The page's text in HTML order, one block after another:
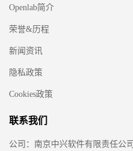
Openlab简介
荣誉&历程
新闻资讯
隐私政策
Cookies政策
联系我们
公司：南京中兴软件有限责任公司